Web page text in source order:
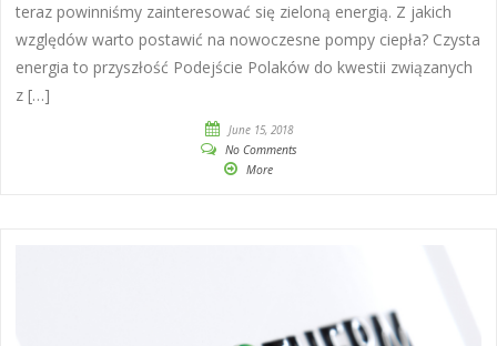
teraz powinniśmy zainteresować się zieloną energią. Z jakich
względów warto postawić na nowoczesne pompy ciepła? Czysta
energia to przyszłość Podejście Polaków do kwestii związanych
z […]
June 15, 2018
No Comments
More